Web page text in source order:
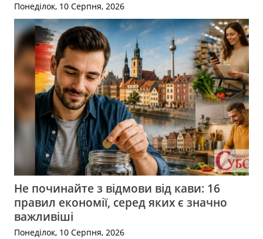
Понеділок, 10 Серпня, 2026
Не починайте з відмови від кави: 16
правил економії, серед яких є значно
важливіші
Понеділок, 10 Серпня, 2026